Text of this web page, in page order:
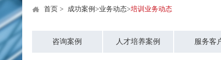
首页 > 成功案例 >业务动态>培训业务动态
咨询案例 人才培养案例 服务客